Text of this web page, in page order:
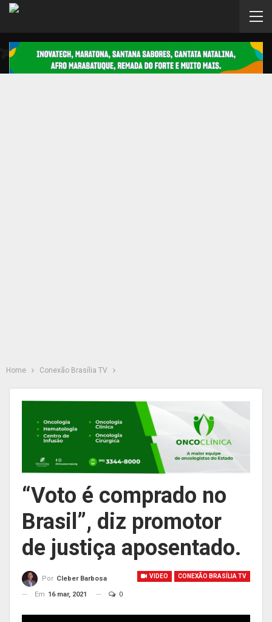
Home Conexão Brasília TV
“Voto é comprado no
Brasil”, diz promotor
de justiça aposentado.
VIDEO CONEXÃO BRASÍLIA TV
Por Cleber Barbosa
Em 16 mar, 2021 0